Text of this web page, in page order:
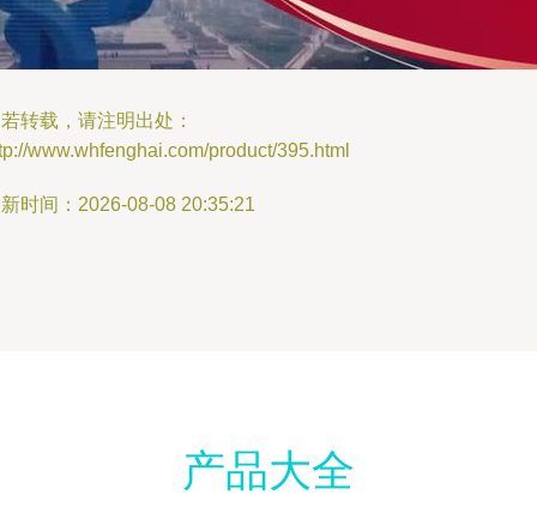
转载，请注明出处：
www.whfenghai.com/product/395.html
时间：2026-08-08 20:35:21
产品大全